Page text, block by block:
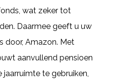
wat zeker tot
Daarmee geeft u uw
door, Amazon. Met
aanvullend pensioen
te gebruiken,